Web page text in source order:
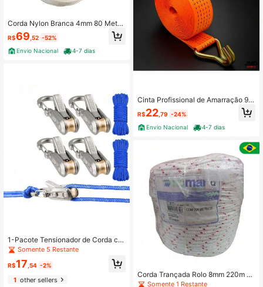
Corda Nylon Branca 4mm 80 Metro
s De Alta Durabilidade Para Varal Or
ganizado
R$69 ,52 -52%
Envio Nacional
4-7 dias
1-Pacote Tensionador de Corda co
m Rolo, Ajustador de Paracord & Fer
ramenta de Amarração Sem Nós pa
ra Camping, Barcos, Lonas & Equip
Somente 5 Restante
R$17 ,54 -2%
1other sellers
Cinta Profissional de Amarração 9m
x 50mm Poliester Gancho J Ideal pa
ra Transporte
R$22 ,79 -24%
Envio Nacional
4-7 dias
Corda Trançada Rolo 8mm 220m Ve
rmelho e Branco – Ideal para Balanç
Somente 1 Restante